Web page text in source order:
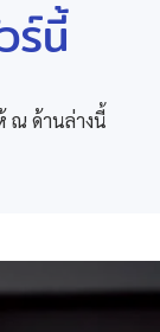
ร์นี้
ณ ด้านล่างนี้